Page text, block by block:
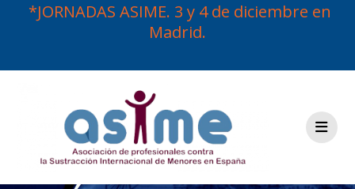
*JORNADAS ASIME. 3 y 4 de diciembre en
Madrid.
contenido